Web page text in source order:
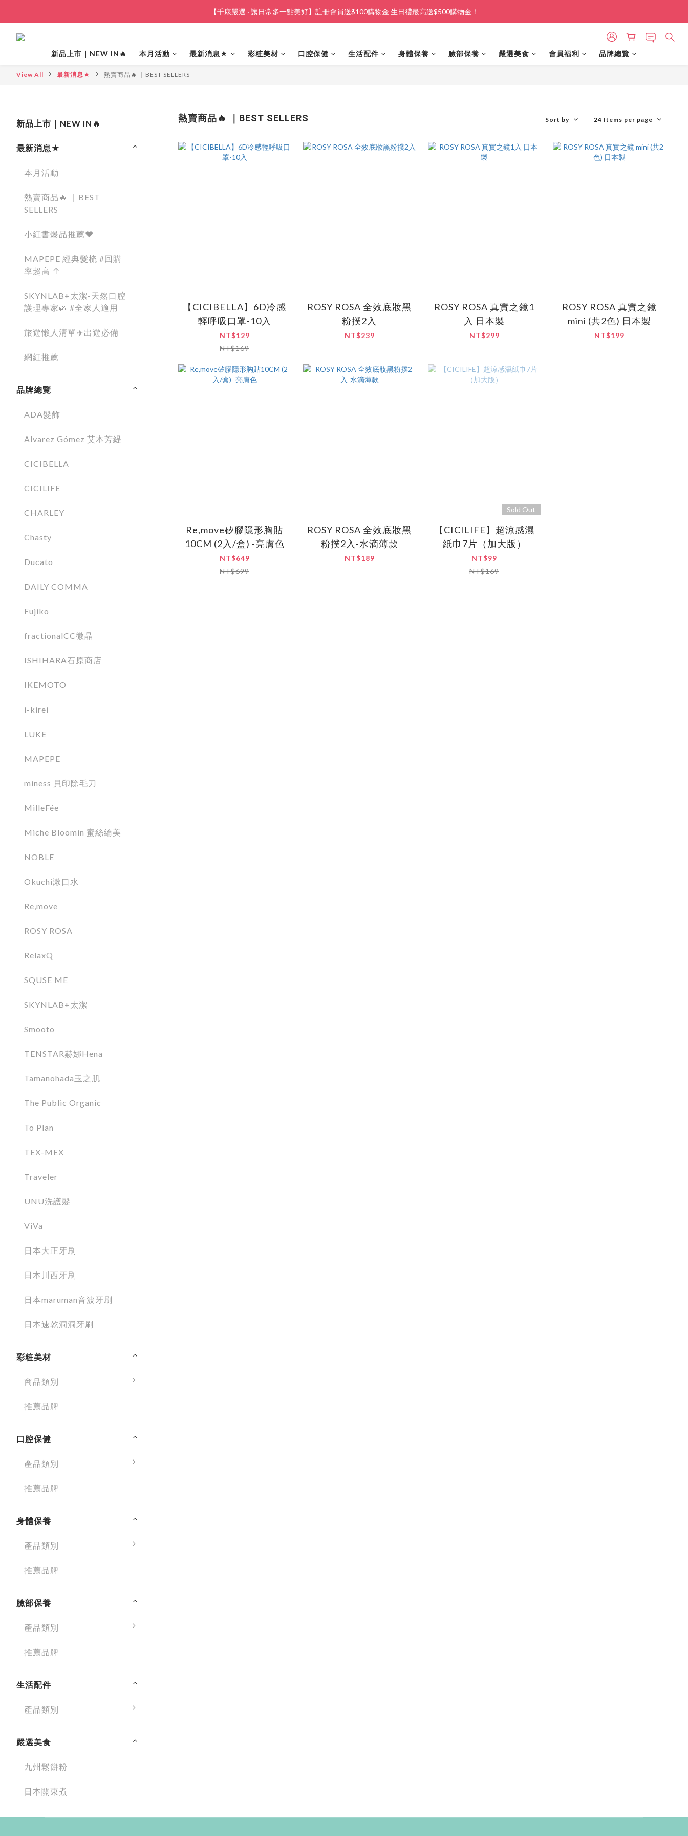
【千康嚴選 · 讓日常多一點美好】註冊會員送$100購物金 生日禮最高送$500購物金！
新品上市｜NEW IN🔥 本月活動 最新消息★ 彩粧美材 口腔保健 生活配件 身體保養 臉部保養 嚴選美食 會員福利 品牌總覽
View All 最新消息★ 熱賣商品🔥 ｜BEST SELLERS
新品上市｜NEW IN🔥
最新消息★
本月活動
熱賣商品🔥 ｜BEST
SELLERS
小紅書爆品推薦❤️
MAPEPE 經典髮梳 #回購
率超高 ↑
SKYNLAB+太潔-天然口腔
護理專家🌿 #全家人適用
旅遊懶人清單✈️出遊必備
網紅推薦
品牌總覽
ADA髮飾
Alvarez Gómez 艾本芳緹
CICIBELLA
CICILIFE
CHARLEY
Chasty
Ducato
DAILY COMMA
Fujiko
fractionalCC微晶
ISHIHARA石原商店
IKEMOTO
i-kirei
LUKE
MAPEPE
miness 貝印除毛刀
MilleFée
Miche Bloomin 蜜絲綸美
NOBLE
Okuchi漱口水
Re,move
ROSY ROSA
RelaxQ
SQUSE ME
SKYNLAB+太潔
Smooto
TENSTAR赫娜Hena
Tamanohada玉之肌
The Public Organic
To Plan
TEX-MEX
Traveler
UNU洗護髮
ViVa
日本大正牙刷
日本川西牙刷
日本maruman音波牙刷
日本速乾洞洞牙刷
彩粧美材
商品類別
推薦品牌
口腔保健
產品類別
推薦品牌
身體保養
產品類別
推薦品牌
臉部保養
產品類別
推薦品牌
生活配件
產品類別
嚴選美食
九州鬆餅粉
日本關東煮
熱賣商品🔥 ｜BEST SELLERS Sort by 24 Items per page
【CICIBELLA】6D冷感
輕呼吸口罩-10入
NT$129
NT$169
ROSY ROSA 全效底妝黑
粉撲2入
NT$239
ROSY ROSA 真實之鏡1
入 日本製
NT$299
ROSY ROSA 真實之鏡
mini (共2色) 日本製
NT$199
Re,move矽膠隱形胸貼
10CM (2入/盒) -亮膚色
NT$649
NT$699
ROSY ROSA 全效底妝黑
粉撲2入-水滴薄款
NT$189
Sold Out
【CICILIFE】超涼感濕
紙巾7片（加大版）
NT$99
NT$169